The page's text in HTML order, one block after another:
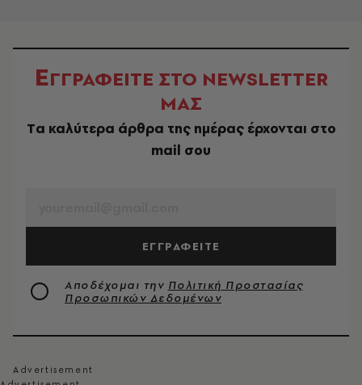
ΕΓΓΡΑΦΕΙΤΕ ΣΤΟ NEWSLETTER
ΜΑΣ
Tα καλύτερα άρθρα της ημέρας έρχονται στο
mail σου
ΕΓΓΡΑΦΕΙΤΕ
Αποδέχομαι την Πολιτική Προστασίας
Προσωπικών Δεδομένων